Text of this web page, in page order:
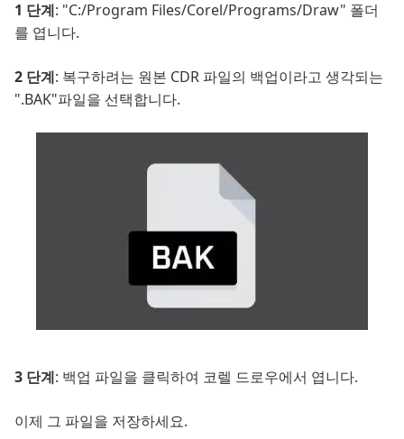
1 단계: "C:/Program Files/Corel/Programs/Draw" 폴더
를 엽니다.
2 단계: 복구하려는 원본 CDR 파일의 백업이라고 생각되는
".BAK"파일을 선택합니다.
3 단계: 백업 파일을 클릭하여 코렐 드로우에서 엽니다.
이제 그 파일을 저장하세요.